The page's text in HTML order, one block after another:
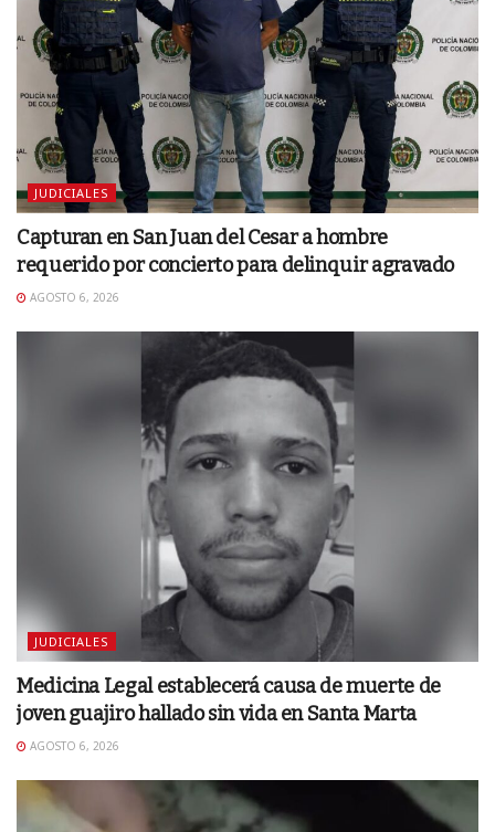
JUDICIALES
Capturan en San Juan del Cesar a hombre
requerido por concierto para delinquir agravado
AGOSTO 6, 2026
JUDICIALES
Medicina Legal establecerá causa de muerte de
joven guajiro hallado sin vida en Santa Marta
AGOSTO 6, 2026